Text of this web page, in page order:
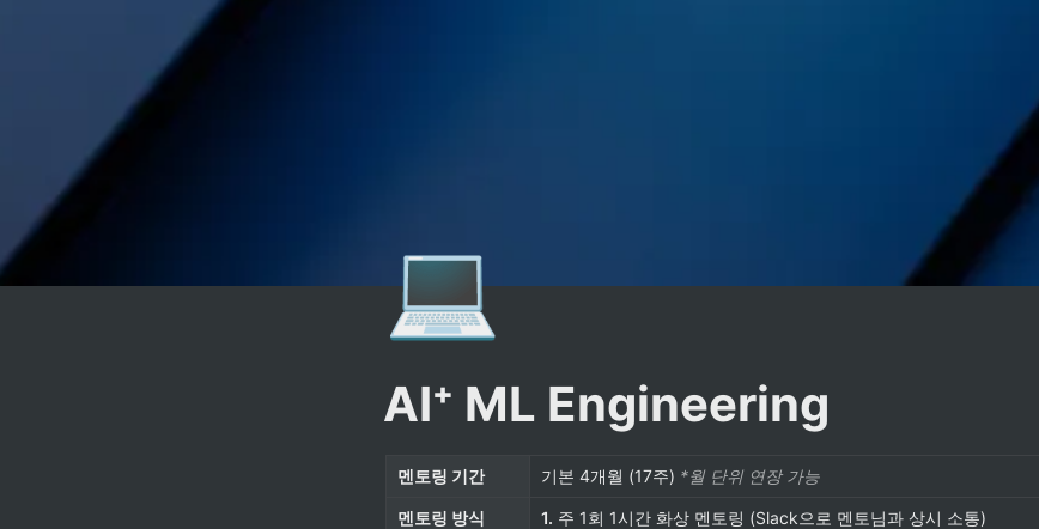
💻
AI⁺ ML Engineering
멘토링 기간 기본 4개월 (17주) *월 단위 연장 가능
멘토링 방식 1.